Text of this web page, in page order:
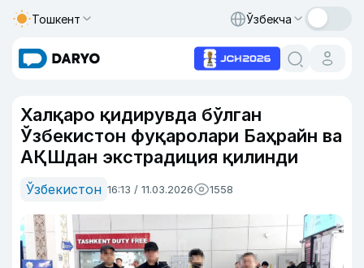
Тошкент Ўзбекча
Халқаро қидирувда бўлган
Ўзбекистон фуқаролари Баҳрайн ва
АҚШдан экстрадиция қилинди
Ўзбекистон 16:13 / 11.03.2026 1558